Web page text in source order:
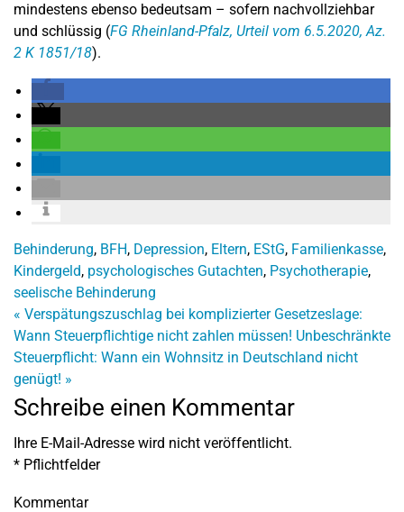
mindestens ebenso bedeutsam – sofern nachvollziehbar
und schlüssig (FG Rheinland-Pfalz, Urteil vom 6.5.2020, Az.
2 K 1851/18).
Behinderung, BFH, Depression, Eltern, EStG, Familienkasse,
Kindergeld, psychologisches Gutachten, Psychotherapie,
seelische Behinderung
« Verspätungszuschlag bei komplizierter Gesetzeslage:
Wann Steuerpflichtige nicht zahlen müssen! Unbeschränkte
Steuerpflicht: Wann ein Wohnsitz in Deutschland nicht
genügt! »
Schreibe einen Kommentar
Ihre E-Mail-Adresse wird nicht veröffentlicht.
* Pflichtfelder
Kommentar